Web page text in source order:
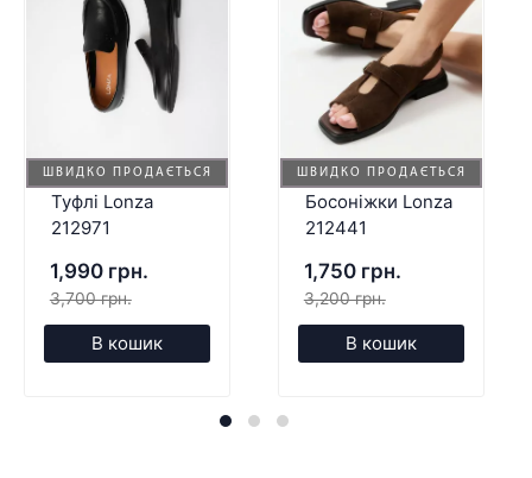
ШВИДКО ПРОДАЄТЬСЯ
Туфлі Lonza
212971
1,990 грн.
3,700 грн.
В кошик
ШВИДКО ПРОДАЄТЬСЯ
Босоніжки Lonza
212441
1,750 грн.
3,200 грн.
В кошик